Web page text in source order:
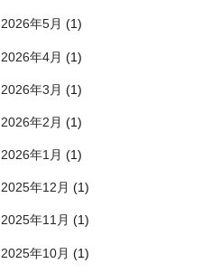
2026年5月 (1)
2026年4月 (1)
2026年3月 (1)
2026年2月 (1)
2026年1月 (1)
2025年12月 (1)
2025年11月 (1)
2025年10月 (1)